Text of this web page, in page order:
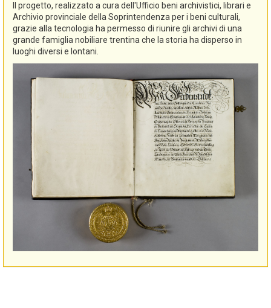
Il progetto, realizzato a cura dell'Ufficio beni archivistici, librari e
Archivio provinciale della Soprintendenza per i beni culturali,
grazie alla tecnologia ha permesso di riunire gli archivi di una
grande famiglia nobiliare trentina che la storia ha disperso in
luoghi diversi e lontani.